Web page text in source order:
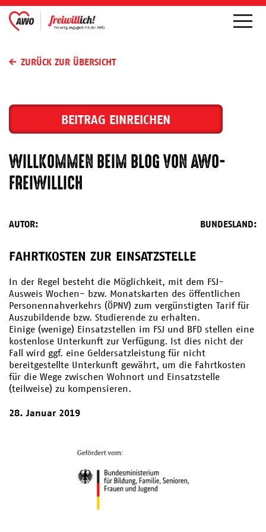
ZURÜCK ZUR ÜBERSICHT
BEITRAG EINREICHEN
WILLKOMMEN BEIM BLOG VON AWO-
FREIWILLICH
AUTOR: BUNDESLAND:
FAHRTKOSTEN ZUR EINSATZSTELLE
In der Regel besteht die Möglichkeit, mit dem FSJ-
Ausweis Wochen- bzw. Monatskarten des öffentlichen
Personennahverkehrs (ÖPNV) zum vergünstigten Tarif für
Auszubildende bzw. Studierende zu erhalten.
Einige (wenige) Einsatzstellen im FSJ und BFD stellen eine
kostenlose Unterkunft zur Verfügung. Ist dies nicht der
Fall wird ggf. eine Geldersatzleistung für nicht
bereitgestellte Unterkunft gewährt, um die Fahrtkosten
für die Wege zwischen Wohnort und Einsatzstelle
(teilweise) zu kompensieren.
28. Januar 2019